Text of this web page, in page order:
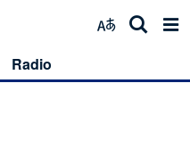
Radio